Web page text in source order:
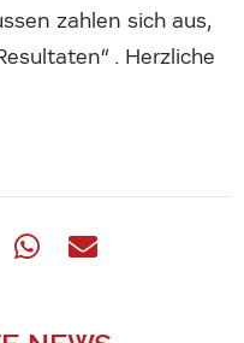
zahlen sich aus,
. Herzliche